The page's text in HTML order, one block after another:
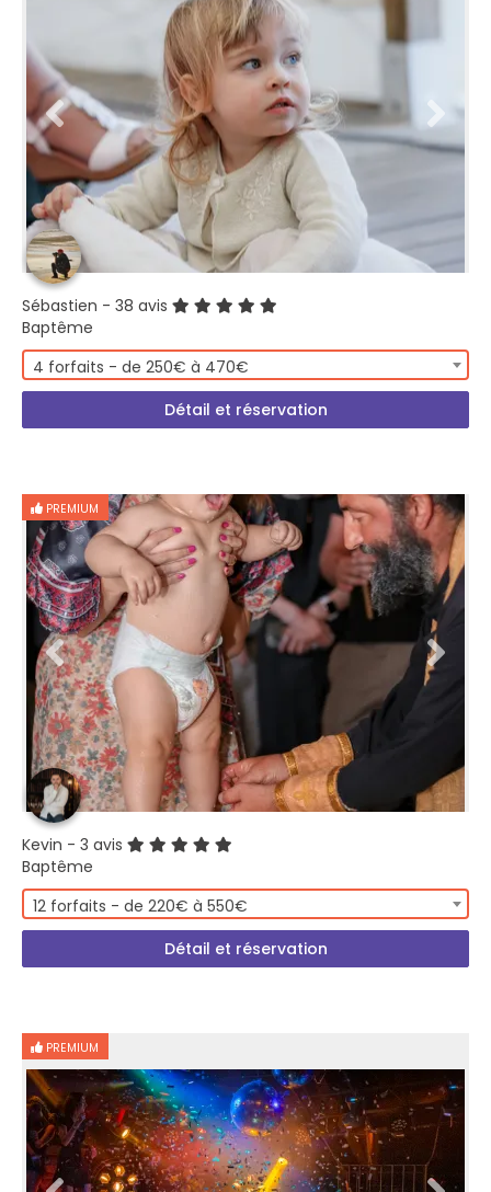
Sébastien - 38 avis
Baptême
4 forfaits - de 250€ à 470€
Détail et réservation
PREMIUM
Kevin - 3 avis
Baptême
12 forfaits - de 220€ à 550€
Détail et réservation
PREMIUM